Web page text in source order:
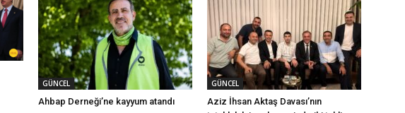
GÜNCEL
Ahbap Derneği’ne kayyum atandı
GÜNCEL
Aziz İhsan Aktaş Davası’nın